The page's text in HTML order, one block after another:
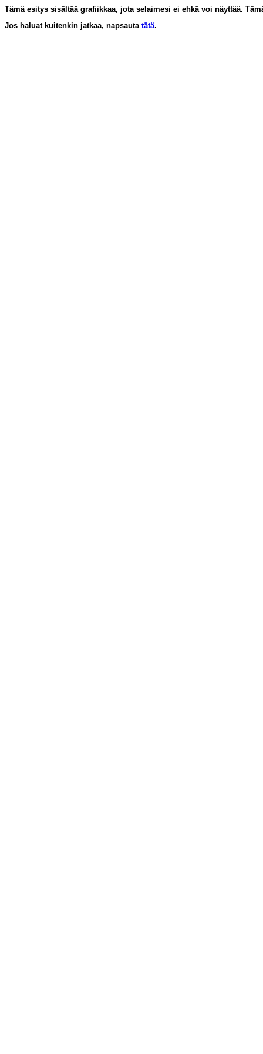
Tämä esitys sisältää grafiikkaa, jota selaimesi ei ehkä voi näyttää.
Jos haluat kuitenkin jatkaa, napsauta tätä.